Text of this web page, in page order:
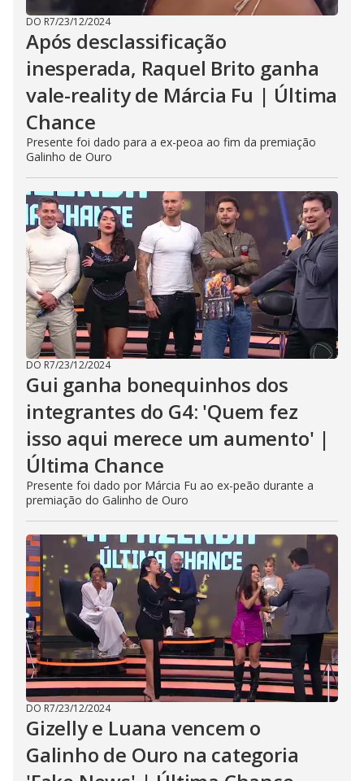
DO R7/23/12/2024
Após desclassificação
inesperada, Raquel Brito ganha
vale-reality de Márcia Fu | Última
Chance
Presente foi dado para a ex-peoa ao fim da premiação
Galinho de Ouro
DO R7/23/12/2024
Gui ganha bonequinhos dos
integrantes do G4: 'Quem fez
isso aqui merece um aumento' |
Última Chance
Presente foi dado por Márcia Fu ao ex-peão durante a
premiação do Galinho de Ouro
DO R7/23/12/2024
Gizelly e Luana vencem o
Galinho de Ouro na categoria